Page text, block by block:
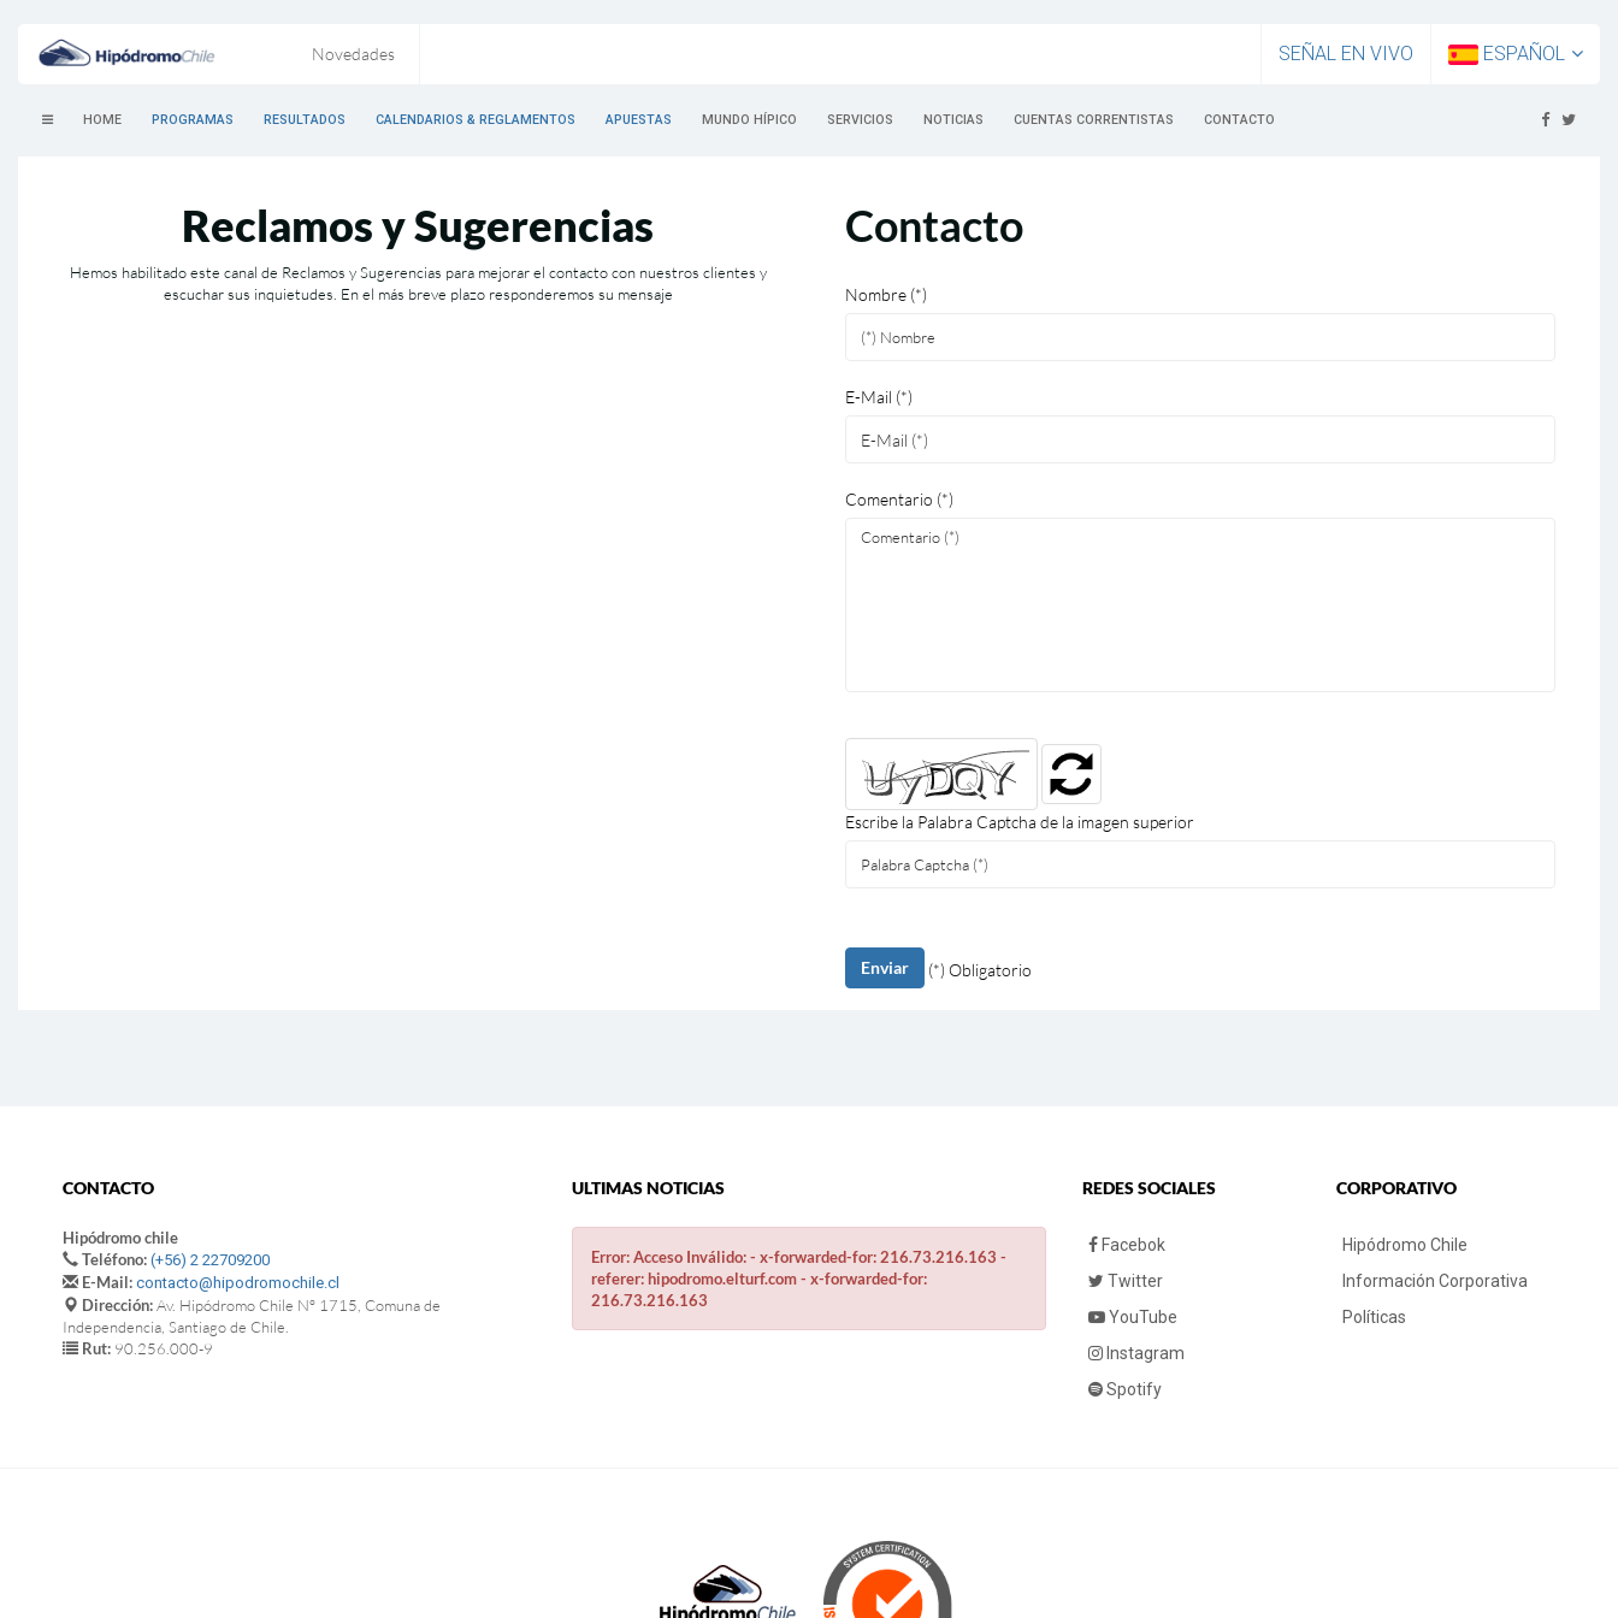
Novedades SEÑAL EN VIVO ESPAÑOL
HOME PROGRAMAS RESULTADOS CALENDARIOS & REGLAMENTOS APUESTAS MUNDO HÍPICO SERVICIOS NOTICIAS CUENTAS CORRENTISTAS CONTACTO
Reclamos y Sugerencias
Hemos habilitado este canal de Reclamos y Sugerencias para mejorar el contacto con nuestros clientes y
escuchar sus inquietudes. En el más breve plazo responderemos su mensaje
Contacto
Nombre (*)
E-Mail (*)
Comentario (*)
Escribe la Palabra Captcha de la imagen superior
Enviar (*) Obligatorio
CONTACTO
Hipódromo chile
Teléfono: (+56) 2 22709200
E-Mail: contacto@hipodromochile.cl
Dirección:Av. Hipódromo Chile Nº 1715, Comuna de
Independencia, Santiago de Chile.
Rut: 90.256.000-9
ULTIMAS NOTICIAS
Error: Acceso Inválido: - x-forwarded-for: 216.73.216.163 -
referer: hipodromo.elturf.com - x-forwarded-for:
216.73.216.163
REDES SOCIALES
Facebok
Twitter
YouTube
Instagram
Spotify
CORPORATIVO
Hipódromo Chile
Información Corporativa
Políticas